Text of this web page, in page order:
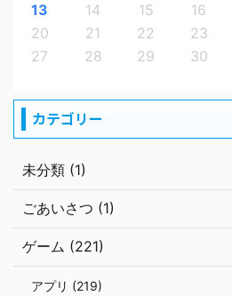
13
14 15 16
20
21 22 23
27
28 29 30
カテゴリー
未分類 (1)
ごあいさつ (1)
ゲーム (221)
アプリ (219)